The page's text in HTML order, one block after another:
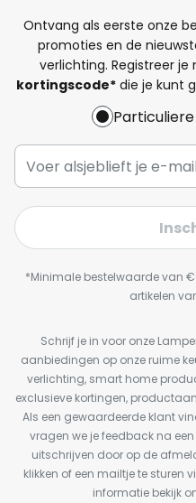
Ontvang als eerste onze
promoties en de
verlichting. Registreer
kortingscode*die je kunt
*Minimale bestelwaarde van
artikelen
Schrijf je in voor onze
aanbiedingen op onze ruime
verlichting, smart home
exclusieve kortingen,
Als een gewaardeerde klant
vragen we je feedback na
uitschrijven door op de
klikken of een mailtje te sturen
informatie bekijk